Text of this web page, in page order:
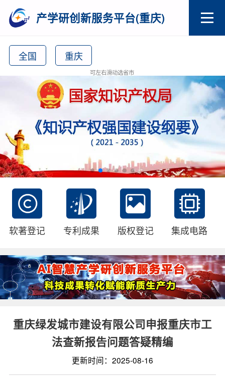
产学研创新服务平台(重庆)
全国 重庆
可左右滑动选省市
软著登记 专利成果 版权登记 集成电路
重庆绿发城市建设有限公司申报重庆市工
法查新报告问题答疑精编
更新时间：2025-08-16